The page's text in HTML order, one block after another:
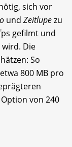
sich vor
und Zeitlupezu
gefilmt und
Die
So
800 MB pro
von 240